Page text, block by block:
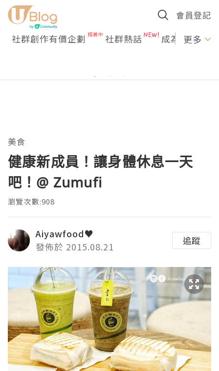
會員登記
社群創作有價企劃 社群熱話 成為U更多
美食
健康新成員！讓身體休息一天
吧！@ Zumufi
瀏覽次數:908
Aiyawfood♥
發佈於 2015.08.21
追蹤